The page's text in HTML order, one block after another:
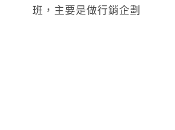
班，主要是做行銷企劃